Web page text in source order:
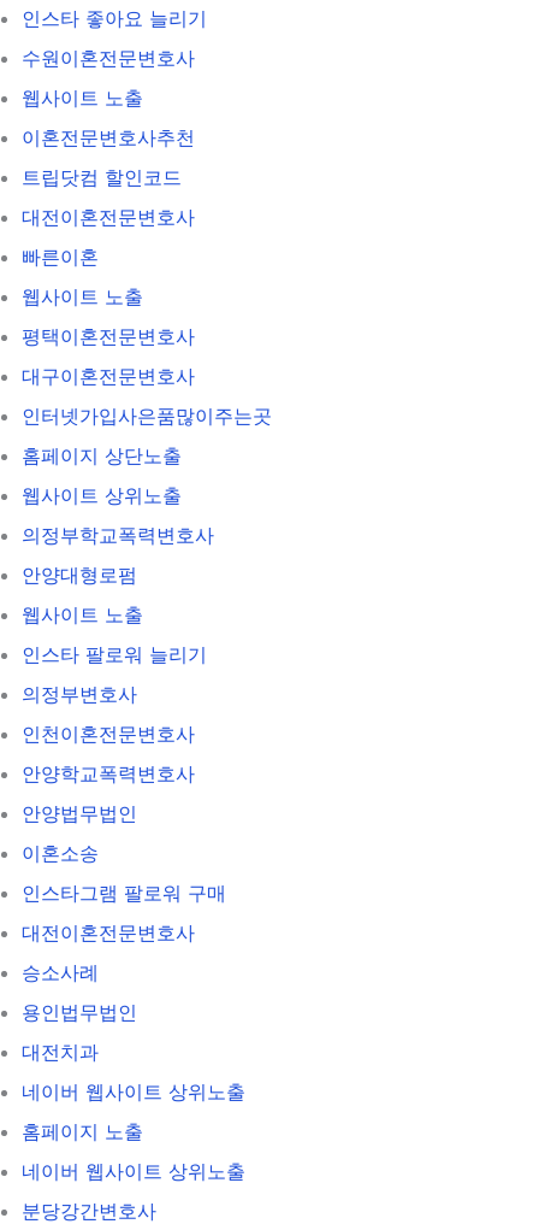
인스타 좋아요 늘리기
수원이혼전문변호사
웹사이트 노출
이혼전문변호사추천
트립닷컴 할인코드
대전이혼전문변호사
빠른이혼
웹사이트 노출
평택이혼전문변호사
대구이혼전문변호사
인터넷가입사은품많이주는곳
홈페이지 상단노출
웹사이트 상위노출
의정부학교폭력변호사
안양대형로펌
웹사이트 노출
인스타 팔로워 늘리기
의정부변호사
인천이혼전문변호사
안양학교폭력변호사
안양법무법인
이혼소송
인스타그램 팔로워 구매
대전이혼전문변호사
승소사례
용인법무법인
대전치과
네이버 웹사이트 상위노출
홈페이지 노출
네이버 웹사이트 상위노출
분당강간변호사